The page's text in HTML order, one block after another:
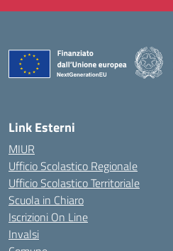
Link Esterni
MIUR
Ufficio Scolastico Regionale
Ufficio Scolastico Territoriale
Scuola in Chiaro
Iscrizioni On Line
Invalsi